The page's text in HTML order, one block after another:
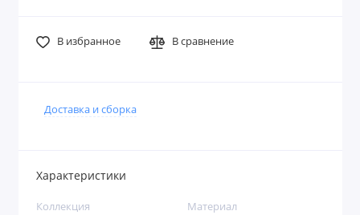
В избранное В сравнение
Доставка и сборка
Характеристики
Коллекция Материал